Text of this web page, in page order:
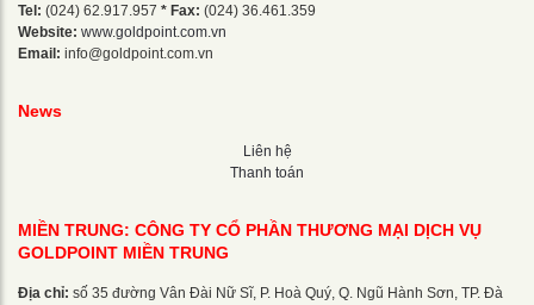
Tel: (024) 62.917.957 * Fax: (024) 36.461.359
Website: www.goldpoint.com.vn
Email: info@goldpoint.com.vn
News
Liên hệ
Thanh toán
MIỀN TRUNG: CÔNG TY CỔ PHẦN THƯƠNG MẠI DỊCH VỤ
GOLDPOINT MIỀN TRUNG
Địa chỉ: số 35 đường Vân Đài Nữ Sĩ, P. Hoà Quý, Q. Ngũ Hành Sơn, TP. Đà